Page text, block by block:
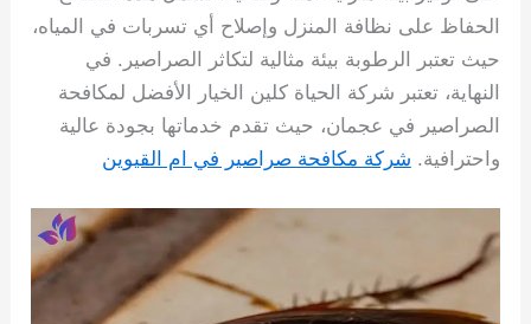
الحفاظ على نظافة المنزل وإصلاح أي تسربات في المياه،
حيث تعتبر الرطوبة بيئة مثالية لتكاثر الصراصير. في
النهاية، تعتبر شركة الحياة كلين الخيار الأفضل لمكافحة
الصراصير في عجمان، حيث تقدم خدماتها بجودة عالية
واحترافية. شركة مكافحة صراصير في ام القيوين